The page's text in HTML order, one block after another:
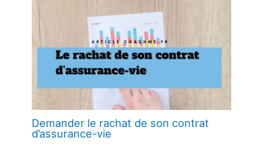
Demander le rachat de son contrat
d’assurance-vie